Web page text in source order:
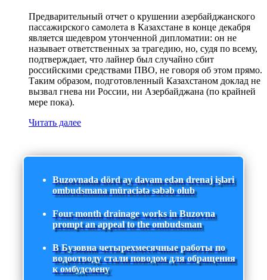
Предварительный отчет о крушении азербайджанского
пассажирского самолета в Казахстане в конце декабря
является шедевром утонченной дипломатии: он не
называет ответственных за трагедию, но, судя по всему,
подтверждает, что лайнер был случайно сбит
российскими средствами ПВО, не говоря об этом прямо.
Таким образом, подготовленный Казахстаном доклад не
вызвал гнева ни России, ни Азербайджана (по крайней
мере пока).
Читать далее
Buzovnada dörd ay davam edən drenaj işləri
ombudsmana müraciətə səbəb olub
Four-month drainage works in Buzovna
prompt an appeal to the ombudsman
В Бузовна четырехмесячные работы по
водоотводу стали поводом для обращения
к омбудсмену